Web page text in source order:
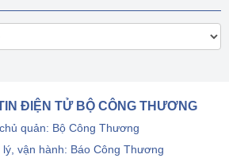
ĐIỆN TỬ BỘ CÔNG THƯƠNG
quản: Bộ Công Thương
vận hành: Báo Công Thương